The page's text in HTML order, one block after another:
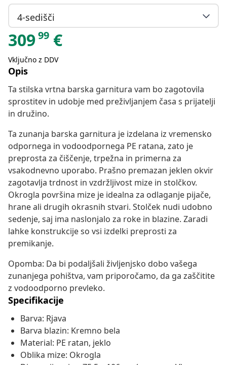
4-sedišči
30999 €
Vključno z DDV
Opis
Ta stilska vrtna barska garnitura vam bo zagotovila
sprostitev in udobje med preživljanjem časa s prijatelji
in družino.
Ta zunanja barska garnitura je izdelana iz vremensko
odpornega in vodoodpornega PE ratana, zato je
preprosta za čiščenje, trpežna in primerna za
vsakodnevno uporabo. Prašno premazan jeklen okvir
zagotavlja trdnost in vzdržljivost mize in stolčkov.
Okrogla površina mize je idealna za odlaganje pijače,
hrane ali drugih okrasnih stvari. Stolček nudi udobno
sedenje, saj ima naslonjalo za roke in blazine. Zaradi
lahke konstrukcije so vsi izdelki preprosti za
premikanje.
Opomba: Da bi podaljšali življenjsko dobo vašega
zunanjega pohištva, vam priporočamo, da ga zaščitite
z vodoodporno prevleko.
Specifikacije
Barva: Rjava
Barva blazin: Kremno bela
Material: PE ratan, jeklo
Oblika mize: Okrogla